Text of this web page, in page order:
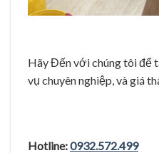
Hãy Đến với chúng tôi để
vụ chuyên nghiệp, và giá
Hotline:0932.572.499